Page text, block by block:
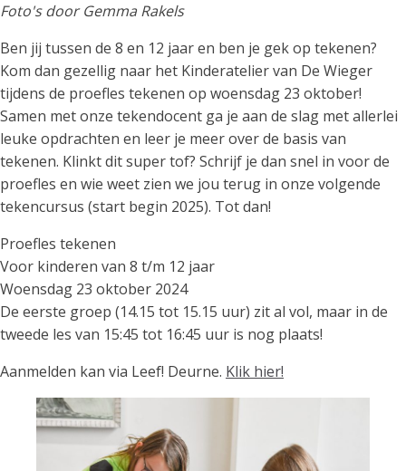
Foto's door Gemma Rakels
Ben jij tussen de 8 en 12 jaar en ben je gek op tekenen?
Kom dan gezellig naar het Kinderatelier van De Wieger
tijdens de proefles tekenen op woensdag 23 oktober!
Samen met onze tekendocent ga je aan de slag met allerlei
leuke opdrachten en leer je meer over de basis van
tekenen. Klinkt dit super tof? Schrijf je dan snel in voor de
proefles en wie weet zien we jou terug in onze volgende
tekencursus (start begin 2025). Tot dan!
Proefles tekenen
Voor kinderen van 8 t/m 12 jaar
Woensdag 23 oktober 2024
De eerste groep (14.15 tot 15.15 uur) zit al vol, maar in de
tweede les van 15:45 tot 16:45 uur is nog plaats!
Aanmelden kan via Leef! Deurne. Klik hier!